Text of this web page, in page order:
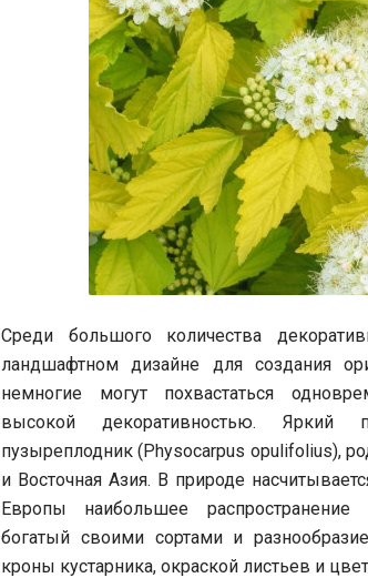
Среди большого количества
ландшафтном дизайне для создания
немногие могут похвастаться
высокой декоративностью. Яркий
пузыреплодник (Physocarpus opulifolius),
и Восточная Азия. В природе
Европы наибольшее распространение
богатый своими сортами и
кроны кустарника, окраской листьев и